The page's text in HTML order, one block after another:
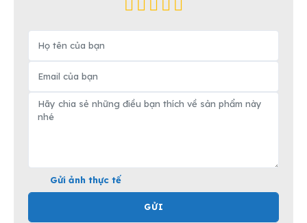
Gửi ảnh thực tế
GỬI